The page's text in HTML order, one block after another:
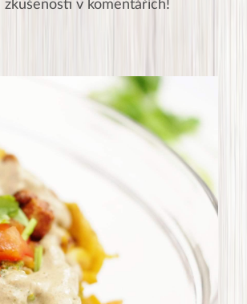
zkušenosti v komentářích!